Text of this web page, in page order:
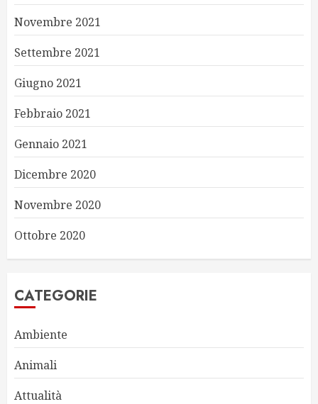
Novembre 2021
Settembre 2021
Giugno 2021
Febbraio 2021
Gennaio 2021
Dicembre 2020
Novembre 2020
Ottobre 2020
CATEGORIE
Ambiente
Animali
Attualità